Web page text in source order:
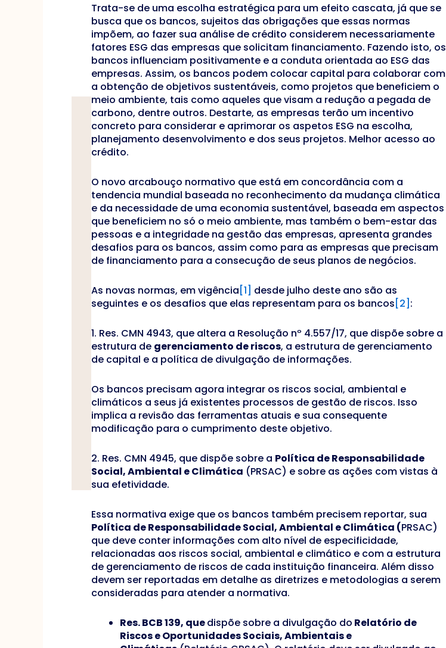
Trata-se de uma escolha estratégica para um efeito cascata, já que se
busca que os bancos, sujeitos das obrigações que essas normas
impõem, ao fazer sua análise de crédito considerem necessariamente
fatores ESG das empresas que solicitam financiamento. Fazendo isto, os
bancos influenciam positivamente e a conduta orientada ao ESG das
empresas. Assim, os bancos podem colocar capital para colaborar com
a obtenção de objetivos sustentáveis, como projetos que beneficiem o
meio ambiente, tais como aqueles que visam a redução a pegada de
carbono, dentre outros. Destarte, as empresas terão um incentivo
concreto para considerar e aprimorar os aspetos ESG na escolha,
planejamento desenvolvimento e dos seus projetos. Melhor acesso ao
crédito.
O novo arcabouço normativo que está em concordância com a
tendencia mundial baseada no reconhecimento da mudança climática
e da necessidade de uma economia sustentável, baseada em aspectos
que beneficiem no só o meio ambiente, mas também o bem-estar das
pessoas e a integridade na gestão das empresas, apresenta grandes
desafios para os bancos, assim como para as empresas que precisam
de financiamento para a consecução de seus planos de negócios.
As novas normas, em vigência [1] desde julho deste ano são as
seguintes e os desafios que elas representam para os bancos [2] :
1. Res. CMN 4943, que altera a Resolução nº 4.557/17, que dispõe sobre a
estrutura de gerenciamento de riscos, a estrutura de gerenciamento
de capital e a política de divulgação de informações.
Os bancos precisam agora integrar os riscos social, ambiental e
climáticos a seus já existentes processos de gestão de riscos. Isso
implica a revisão das ferramentas atuais e sua consequente
modificação para o cumprimento deste objetivo.
2. Res. CMN 4945, que dispõe sobre a Política de Responsabilidade
Social, Ambiental e Climática (PRSAC) e sobre as ações com vistas à
sua efetividade.
Essa normativa exige que os bancos também precisem reportar, sua
Política de Responsabilidade Social, Ambiental e Climática (PRSAC)
que deve conter informações com alto nível de especificidade,
relacionadas aos riscos social, ambiental e climático e com a estrutura
de gerenciamento de riscos de cada instituição financeira. Além disso
devem ser reportadas em detalhe as diretrizes e metodologias a serem
consideradas para atender a normativa.
Res. BCB 139, quedispõe sobre a divulgação do Relatório de
Riscos e Oportunidades Sociais, Ambientais e